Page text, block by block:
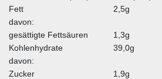
Fett
2,5g
davon:
gesättigte Fettsäuren
1,3g
Kohlenhydrate
39,0g
davon:
Zucker
1,9g